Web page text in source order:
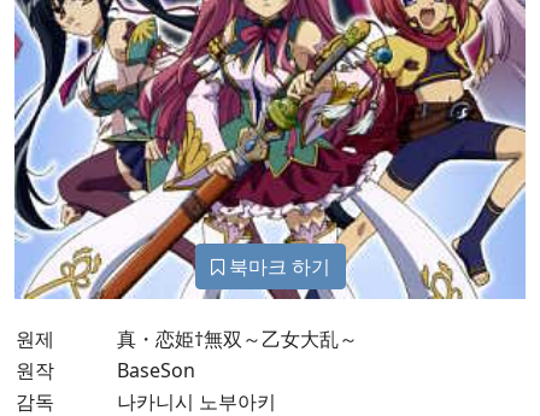
북마크 하기
원제
真・恋姫†無双～乙女大乱～
원작
BaseSon
감독
나카니시 노부아키